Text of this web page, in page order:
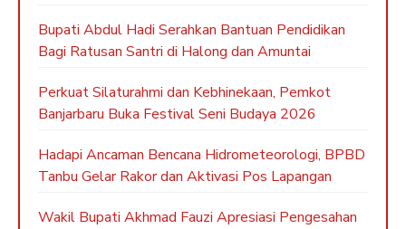
Bupati Abdul Hadi Serahkan Bantuan Pendidikan
Bagi Ratusan Santri di Halong dan Amuntai
Perkuat Silaturahmi dan Kebhinekaan, Pemkot
Banjarbaru Buka Festival Seni Budaya 2026
Hadapi Ancaman Bencana Hidrometeorologi, BPBD
Tanbu Gelar Rakor dan Aktivasi Pos Lapangan
Wakil Bupati Akhmad Fauzi Apresiasi Pengesahan